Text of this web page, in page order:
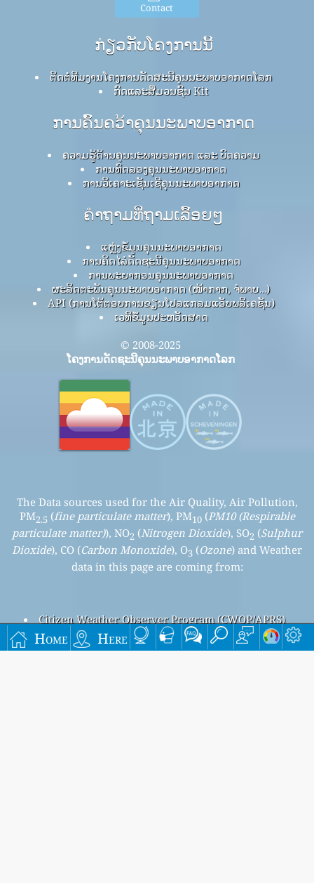
Home Here
Contact
ກ່ຽວກັບໂຄງການນີ້
ຕິດຕໍ່ທີມງານໂຄງການດັດສະນີຄຸນນະພາບອາກາດໂລກ
ກົດ​ແລະ​ສື່​ມວນ​ຊົນ Kit
ການຄົ້ນຄວ້າຄຸນນະພາບອາກາດ
ຄວາມຮູ້ດ້ານຄຸນນະພາບອາກາດ ແລະ ບົດຄວາມ
ການທົດລອງຄຸນນະພາບອາກາດ
ການວິເຄາະເຊັນເຊີຄຸນນະພາບອາກາດ
ຄໍາຖາມທີ່ຖາມເລື້ອຍໆ
ແຫຼ່ງຂໍ້ມູນຄຸນນະພາບອາກາດ
ການຄິດໄລ່ດັດຊະນີຄຸນນະພາບອາກາດ
ການພະຍາກອນຄຸນນະພາບອາກາດ
ຜະລິດຕະພັນຄຸນນະພາບອາກາດ (ໜ້າກາກ, ຈໍພາບ…)
API (ການໂຕ້ຕອບການຂຽນໂປລແກລມແອັບພລິເຄຊັນ)
ເວທີຂໍ້ມູນປະຫວັດສາດ
© 2008-2025
ໂຄງການດັດຊະນີຄຸນນະພາບອາກາດໂລກ
The Data sources used for the Air Quality, Air Pollution,
PM2.5 (fine particulate matter), PM10(PM10 (Respirable
particulate matter)), NO2 (Nitrogen Dioxide), SO2 (Sulphur
Dioxide), CO (Carbon Monoxide), O3 (Ozone) and Weather
data in this page are coming from:
Citizen Weather Observer Program (CWOP/APRS)
Ilmanlaatu - Air Quality in finland
Turku Air Pollution